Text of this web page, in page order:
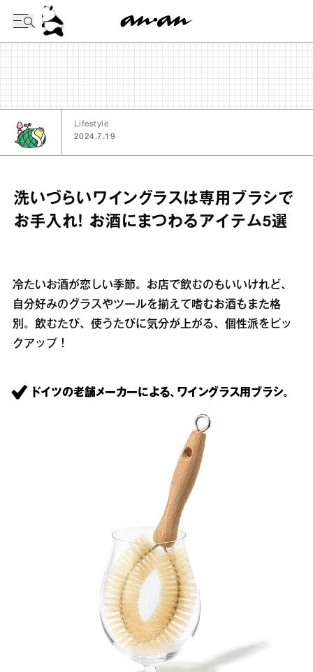
Lifestyle
2024.7.19
洗いづらいワイングラスは専用ブラシで
お手入れ！ お酒にまつわるアイテム5選
冷たいお酒が恋しい季節。お店で飲むのもいいけれど、
自分好みのグラスやツールを揃えて嗜むお酒もまた格
別。飲むたび、使うたびに気分が上がる、個性派をピッ
クアップ！
ドイツの老舗メーカーによる、ワイングラス用ブラシ。